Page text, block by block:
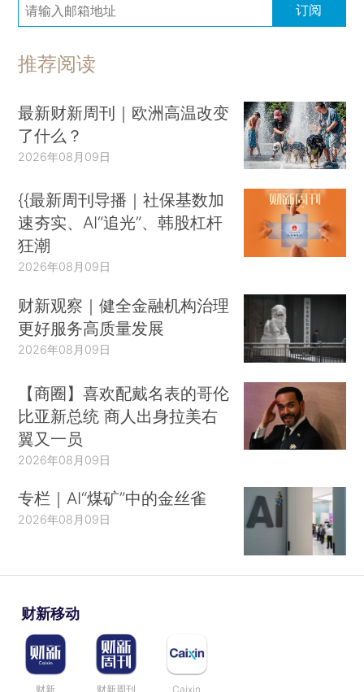
订阅
推荐阅读
最新财新周刊｜欧洲高温改变
了什么？
2026年08月09日
{{最新周刊导播｜社保基数加
速夯实、AI“追光”、韩股杠杆
狂潮
2026年08月09日
财新观察｜健全金融机构治理
更好服务高质量发展
2026年08月09日
【商圈】喜欢配戴名表的哥伦
比亚新总统 商人出身拉美右
翼又一员
2026年08月09日
专栏｜AI“煤矿”中的金丝雀
2026年08月09日
财新移动
财新 财新周刊 Caixin